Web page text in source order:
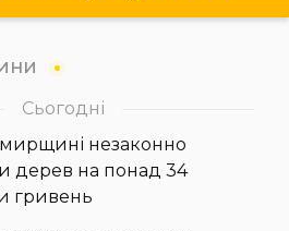
Сьогодні
незаконно
дерев на понад 34
гривень